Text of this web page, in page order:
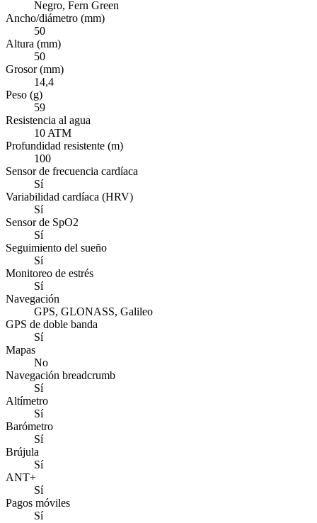
Negro, Fern Green
Ancho/diámetro (mm)
50
Altura (mm)
50
Grosor (mm)
14,4
Peso (g)
59
Resistencia al agua
10 ATM
Profundidad resistente (m)
100
Sensor de frecuencia cardíaca
Sí
Variabilidad cardíaca (HRV)
Sí
Sensor de SpO2
Sí
Seguimiento del sueño
Sí
Monitoreo de estrés
Sí
Navegación
GPS, GLONASS, Galileo
GPS de doble banda
Sí
Mapas
No
Navegación breadcrumb
Sí
Altímetro
Sí
Barómetro
Sí
Brújula
Sí
ANT+
Sí
Pagos móviles
Sí